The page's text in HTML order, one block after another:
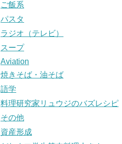
ご飯系
パスタ
ラジオ（テレビ）
スープ
Aviation
焼きそば・油そば
語学
料理研究家リュウジのバズレシピ
その他
資産形成